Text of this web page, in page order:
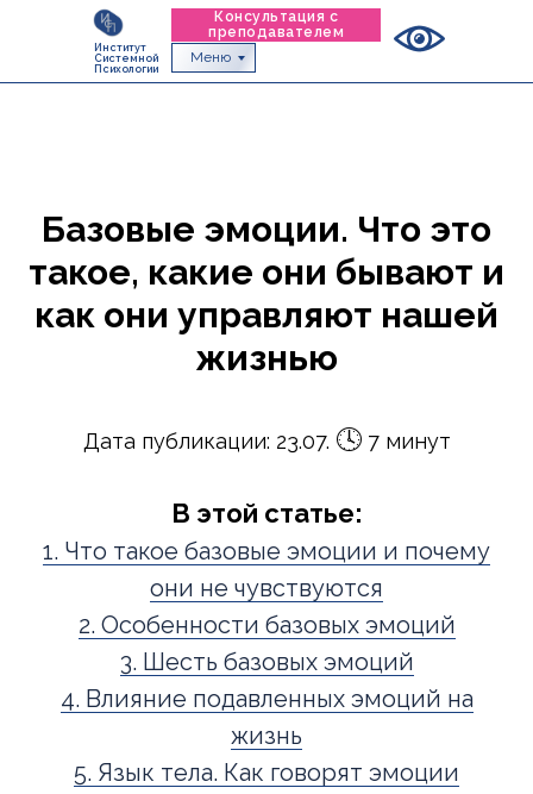
Институт
Системной
Психологии
Консультация с
преподавателем
Меню
Базовые эмоции. Что это
такое, какие они бывают и
как они управляют нашей
жизнью
Дата публикации: 23.07. 🕓7 минут
В этой статье:
1. Что такое базовые эмоции и почему
они не чувствуются
2. Особенности базовых эмоций
3. Шесть базовых эмоций
4. Влияние подавленных эмоций на
жизнь
5. Язык тела. Как говорят эмоции